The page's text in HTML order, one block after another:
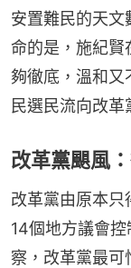
安置難民的天文
命的是，施紀
夠徹底，溫和
民選民流向改革
改革黨颶風
改革黨由原本
14個地方議會
察，改革黨最